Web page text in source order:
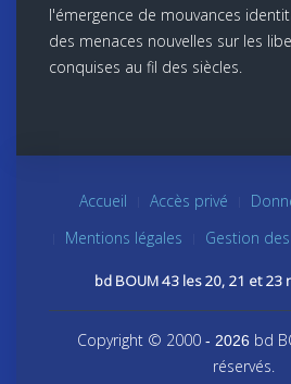
l'émergence de mouvances
des menaces nouvelles sur les
conquises au fil des siècles.
Accueil Accès privé
Mentions légales
Gestion
bd BOUM 43 les 20, 21 et
Copyright © 2000- 2026 bd
réservés.